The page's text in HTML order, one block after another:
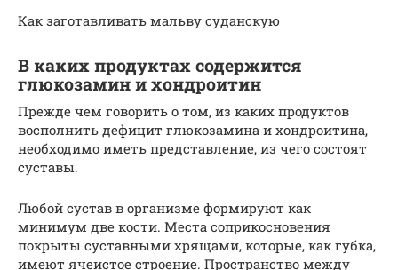
Как заготавливать мальву суданскую
В каких продуктах содержится
глюкозамин и хондроитин
Прежде чем говорить о том, из каких продуктов
восполнить дефицит глюкозамина и хондроитина,
необходимо иметь представление, из чего состоят
суставы.
Любой сустав в организме формируют как
минимум две кости. Места соприкосновения
покрыты суставными хрящами, которые, как губка,
имеют ячеистое строение. Пространство между